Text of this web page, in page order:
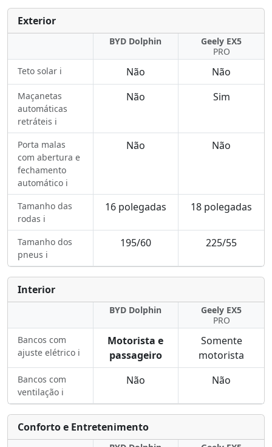
Exterior
BYD Dolphin
Geely EX5
PRO
Teto solar ℹ️
Não Não
Maçanetas
automáticas
retráteis ℹ️
Não Sim
Porta malas
com abertura e
fechamento
automático ℹ️
Não Não
Tamanho das
rodas ℹ️
16 polegadas 18 polegadas
Tamanho dos
pneus ℹ️
195/60 225/55
Interior
BYD Dolphin
Geely EX5
PRO
Bancos com
ajuste elétrico ℹ️
Motorista e
passageiro
Somente
motorista
Bancos com
ventilação ℹ️
Não Não
Conforto e Entretenimento